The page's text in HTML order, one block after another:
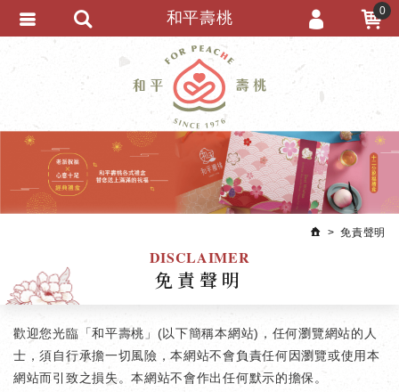
免責聲明
DISCLAIMER
免責聲明
歡迎您光臨「和平壽桃」(以下簡稱本網站)，任何瀏覽網站的人
士，須自行承擔一切風險，本網站不會負責任何因瀏覽或使用本
網站而引致之損失。本網站不會作出任何默示的擔保。
和平壽桃 0
會員登入
會員註冊
忘記密碼
訂單查詢
追蹤清單
繁體中文